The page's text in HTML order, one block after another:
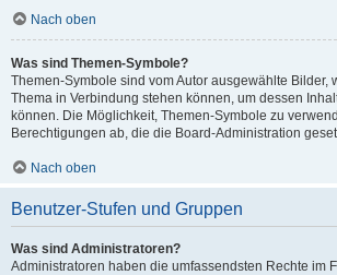
Nach oben
Was sind Themen-Symbole?
Themen-Symbole sind vom Autor ausgewählte Bilder,
Thema in Verbindung stehen können, um dessen
können. Die Möglichkeit, Themen-Symbole zu
Berechtigungen ab, die die Board-Administration
Nach oben
Benutzer-Stufen und Gruppen
Was sind Administratoren?
Administratoren haben die umfassendsten Rechte im